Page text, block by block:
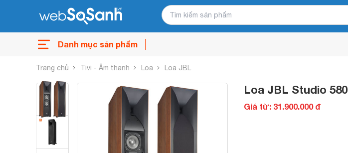
Danh mục sản phẩm
Trang chủ Tivi - Âm thanh Loa Loa JBL
Loa JBL Studio 580
Giá từ: 31.900.000 đ